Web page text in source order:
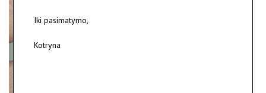
Iki pasimatymo,
Kotryna